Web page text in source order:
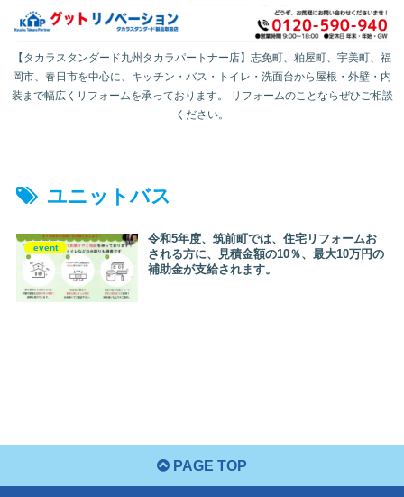
【タカラスタンダード九州タカラパートナー店】志免町、粕屋町、宇美町、福
岡市、春日市を中心に、キッチン・バス・トイレ・洗面台から屋根・外壁・内
装まで幅広くリフォームを承っております。 リフォームのことならぜひご相談
ください。
ユニットバス
event
令和5年度、筑前町では、住宅リフォームお
される方に、見積金額の10％、最大10万円の
補助金が支給されます。
PAGE TOP